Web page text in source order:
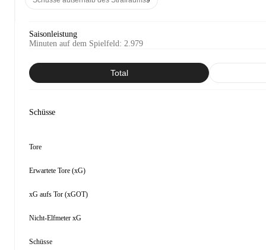
Saisonleistung
Minuten auf dem Spielfeld: 2.979
Total
Schüsse
Tore
Erwartete Tore (xG)
xG aufs Tor (xGOT)
Nicht-Elfmeter xG
Schüsse